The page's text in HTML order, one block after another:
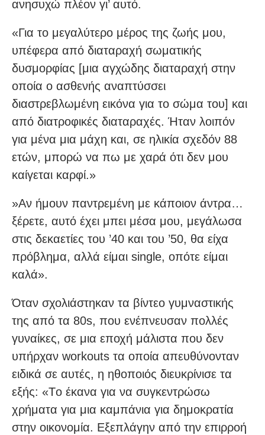
ανησυχώ πλέον γι’ αυτό.
«Για το μεγαλύτερο μέρος της ζωής μου,
υπέφερα από διαταραχή σωματικής
δυσμορφίας [μια αγχώδης διαταραχή στην
οποία ο ασθενής αναπτύσσει
διαστρεβλωμένη εικόνα για το σώμα του] και
από διατροφικές διαταραχές. Ήταν λοιπόν
για μένα μια μάχη και, σε ηλικία σχεδόν 88
ετών, μπορώ να πω με χαρά ότι δεν μου
καίγεται καρφί.»
»Αν ήμουν παντρεμένη με κάποιον άντρα…
ξέρετε, αυτό έχει μπει μέσα μου, μεγάλωσα
στις δεκαετίες του ’40 και του ’50, θα είχα
πρόβλημα, αλλά είμαι single, οπότε είμαι
καλά».
Όταν σχολιάστηκαν τα βίντεο γυμναστικής
της από τα 80s, που ενέπνευσαν πολλές
γυναίκες, σε μια εποχή μάλιστα που δεν
υπήρχαν workouts τα οποία απευθύνονταν
ειδικά σε αυτές, η ηθοποιός διευκρίνισε τα
εξής: «Tο έκανα για να συγκεντρώσω
χρήματα για μια καμπάνια για δημοκρατία
στην οικονομία. Εξεπλάγην από την επιρροή